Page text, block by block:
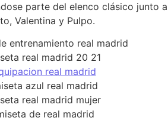
parte del elenco clásico junto a
Valentina y Pulpo.